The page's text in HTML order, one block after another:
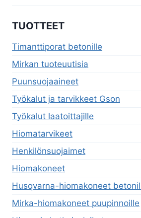
TUOTTEET
Timanttiporat betonille
Mirkan tuoteuutisia
Puunsuojaaineet
Työkalut ja tarvikkeet Gson
Työkalut laatoittajille
Hiomatarvikeet
Henkilönsuojaimet
Hiomakoneet
Husqvarna-hiomakoneet
Mirka-hiomakoneet puupinnoille